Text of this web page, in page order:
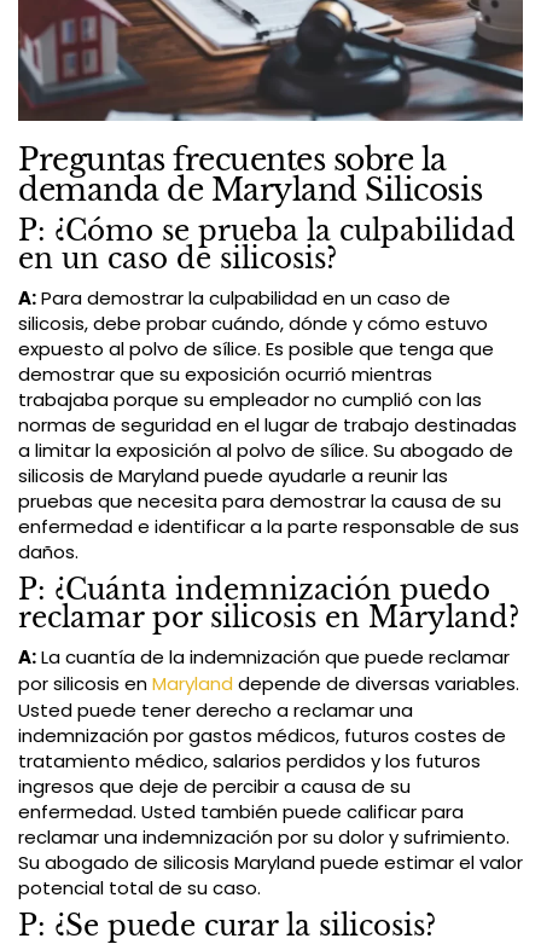
Preguntas frecuentes sobre la
demanda de Maryland Silicosis
P: ¿Cómo se prueba la culpabilidad
en un caso de silicosis?
A:Para demostrar la culpabilidad en un caso de
silicosis, debe probar cuándo, dónde y cómo estuvo
expuesto al polvo de sílice. Es posible que tenga que
demostrar que su exposición ocurrió mientras
trabajaba porque su empleador no cumplió con las
normas de seguridad en el lugar de trabajo destinadas
a limitar la exposición al polvo de sílice. Su abogado de
silicosis de Maryland puede ayudarle a reunir las
pruebas que necesita para demostrar la causa de su
enfermedad e identificar a la parte responsable de sus
daños.
P: ¿Cuánta indemnización puedo
reclamar por silicosis en Maryland?
A:La cuantía de la indemnización que puede reclamar
por silicosis enMaryland depende de diversas variables.
Usted puede tener derecho a reclamar una
indemnización por gastos médicos, futuros costes de
tratamiento médico, salarios perdidos y los futuros
ingresos que deje de percibir a causa de su
enfermedad. Usted también puede calificar para
reclamar una indemnización por su dolor y sufrimiento.
Su abogado de silicosis Maryland puede estimar el valor
potencial total de su caso.
P: ¿Se puede curar la silicosis?